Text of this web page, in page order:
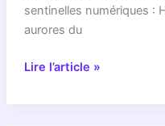
de
VOS
les
sentinelles numériques :
aurores du
Mageia
Lire l’article »